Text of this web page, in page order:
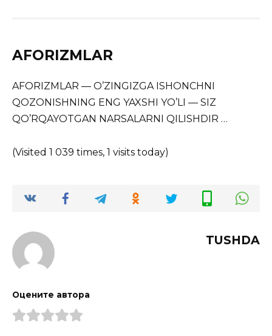
AFORIZMLAR
AFORIZMLAR — O’ZINGIZGA ISHONCHNI
QOZONISHNING ENG YAXSHI YO’LI — SIZ
QO’RQAYOTGAN NARSALARNI QILISHDIR …
(Visited 1 039 times, 1 visits today)
TUSHDA
Оцените автора